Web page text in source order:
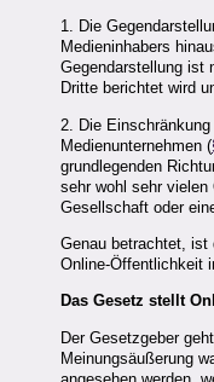
1. Die
Medieninhabers
Gegendarstellung ist
Dritte berichtet wird
2. Die
Medienunternehmen (
grundlegenden
sehr wohl sehr
Gesellschaft oder
Genau betrachtet, ist
Online-Öffentlichkeit
Das Gesetz stellt
Der Gesetzgeber
Meinungsäußerung